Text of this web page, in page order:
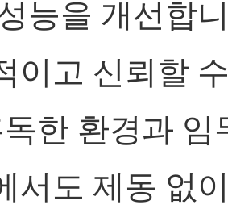
능을 개선합
이고 신뢰할
한 환경과 임
서도 제동 없